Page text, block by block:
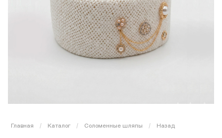
Главная / Каталог / Соломенные шляпы / Назад